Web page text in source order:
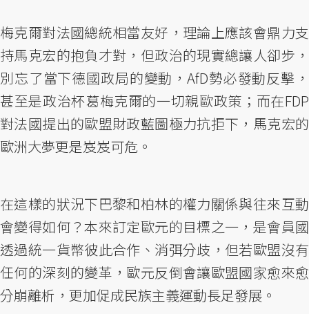
梅克爾對法國總統相當友好，理論上應該會鼎力支
持馬克宏的抱負才對，但政治的現實總讓人卻步，
別忘了當下德國政局的變動，AfD勢必發動反擊，
甚至是政治杯葛梅克爾的一切親歐政策；而在FDP
對法國提出的歐盟財政藍圖極力抗拒下，馬克宏的
歐洲大夢更是岌岌可危。
在這樣的狀況下巴黎和柏林的權力關係與往來互動
會變得如何？本來訂定歐元的目標之一，是會員國
透過統一貨幣彼此合作、消弭分歧，但若歐盟沒有
任何的深刻的變革，歐元反倒會讓歐盟國家愈來愈
分崩離析，更加促成民族主義運動長足發展。